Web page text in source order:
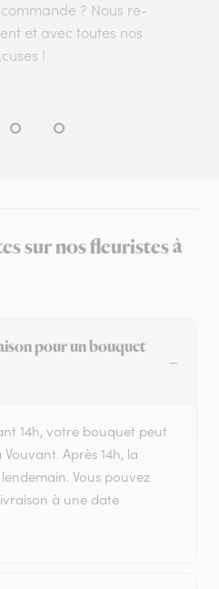
? Nous re-
et avec toutes nos
!
sur nos fleuristes à
pour un bouquet
14h, votre bouquet peut
Après 14h, la
Vous pouvez
à une date